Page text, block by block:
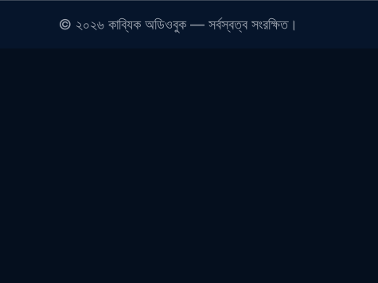
© ২০২৬ কাব্যিক অডিওবুক — সর্বস্বত্ব সংরক্ষিত।